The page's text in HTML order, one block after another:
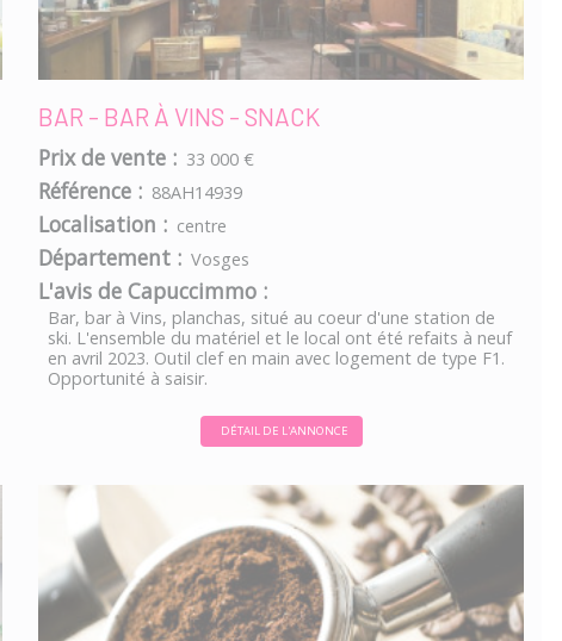
BAR - BAR À VINS - SNACK
Prix de vente : 33 000 €
Référence : 88AH14939
Localisation : centre
Département : Vosges
L'avis de Capuccimmo :
Bar, bar à Vins, planchas, situé au coeur d'une station de
ski. L'ensemble du matériel et le local ont été refaits à neuf
en avril 2023. Outil clef en main avec logement de type F1.
Opportunité à saisir.
DÉTAIL DE L'ANNONCE